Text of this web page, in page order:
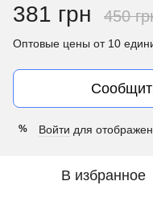
381 грн 450
Оптовые цены от 10
% Войти для
В избранное